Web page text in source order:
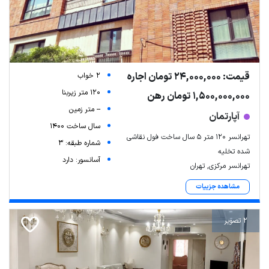
قیمت: 24,000,000 تومان اجاره
1,500,000,000 تومان رهن
آپارتمان
تهرانسر ۱۲۰ متر ۵ سال ساخت فول نقاشی
شده تخلیه
تهرانسر مرکزی, تهران
مشاهده جزییات
2 خواب
120 متر زیربنا
-- متر زمین
سال ساخت 1400
شماره طبقه: 3
آسانسور: دارد
2 تصویر